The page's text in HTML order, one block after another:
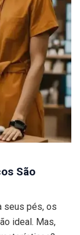
São
seus pés, os
ideal. Mas,